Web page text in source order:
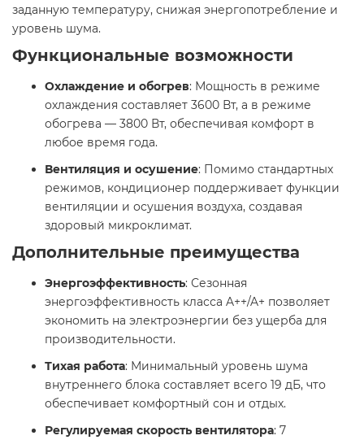
заданную температуру, снижая энергопотребление и
уровень шума.​
Функциональные возможности
Охлаждение и обогрев: Мощность в режиме
охлаждения составляет 3600 Вт, а в режиме
обогрева — 3800 Вт, обеспечивая комфорт в
любое время года. ​
Вентиляция и осушение: Помимо стандартных
режимов, кондиционер поддерживает функции
вентиляции и осушения воздуха, создавая
здоровый микроклимат. ​
Дополнительные преимущества
Энергоэффективность: Сезонная
энергоэффективность класса A++/A+ позволяет
экономить на электроэнергии без ущерба для
производительности. ​
Тихая работа: Минимальный уровень шума
внутреннего блока составляет всего 19 дБ, что
обеспечивает комфортный сон и отдых. ​
Регулируемая скорость вентилятора: 7